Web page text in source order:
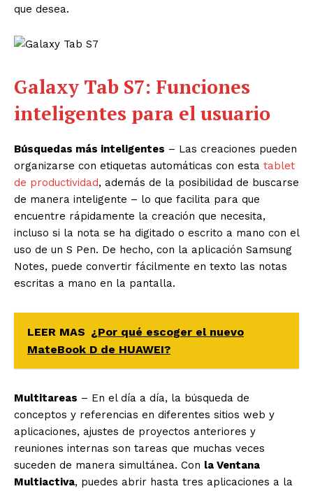
que desea.
Galaxy Tab S7: Funciones
inteligentes para el usuario
Búsquedas más inteligentes – Las creaciones pueden
organizarse con etiquetas automáticas con esta tablet
de productividad, además de la posibilidad de buscarse
de manera inteligente – lo que facilita para que
encuentre rápidamente la creación que necesita,
incluso si la nota se ha digitado o escrito a mano con el
uso de un S Pen. De hecho, con la aplicación Samsung
Notes, puede convertir fácilmente en texto las notas
escritas a mano en la pantalla.
LEER MAS ¿Por qué escoger el nuevo
MateBook D de HUAWEI?
Multitareas – En el día a día, la búsqueda de
conceptos y referencias en diferentes sitios web y
aplicaciones, ajustes de proyectos anteriores y
reuniones internas son tareas que muchas veces
suceden de manera simultánea. Con la Ventana
Multiactiva, puedes abrir hasta tres aplicaciones a la